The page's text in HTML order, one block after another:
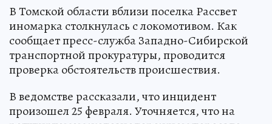
В Томской области вблизи поселка Рассвет
иномарка столкнулась с локомотивом. Как
сообщает пресс-служба Западно-Сибирской
транспортной прокуратуры, проводится
проверка обстоятельств происшествия.
В ведомстве рассказали, что инцидент
произошел 25 февраля. Уточняется, что на